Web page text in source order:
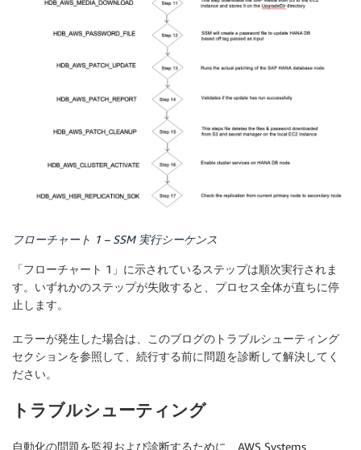
フローチャート 1 – SSM 実行シーケンス
「フローチャート 1」に示されているステップは順次実行されま
す。いずれかのステップが失敗すると、プロセス全体が直ちに停
止します。
エラーが発生した場合は、このブログのトラブルシューティング
セクションを参照して、続行する前に問題を診断して解決してく
ださい。
トラブルシューティング
自動化の問題を監視および診断するために、AWS Systems